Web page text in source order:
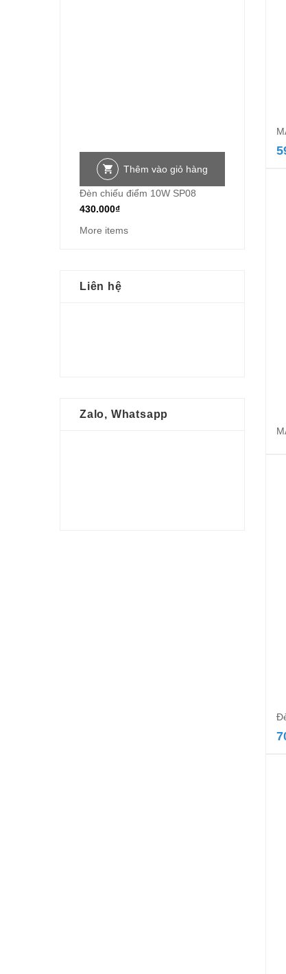
Thêm vào giỏ hàng
Đèn chiếu điểm 10W SP08
430.000₫
More items
Liên hệ
Zalo, Whatsapp